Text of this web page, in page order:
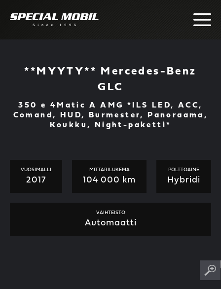
**MYYTY** Mercedes-Benz
GLC
350 e 4Matic A AMG *ILS LED, ACC,
Comand, HUD, Burmester, Panoraama,
Koukku, Night-paketti*
VUOSIMALLI
2017
MITTARILUKEMA
104 000 km
POLTTOAINE
Hybridi
VAIHTEISTO
Automaatti